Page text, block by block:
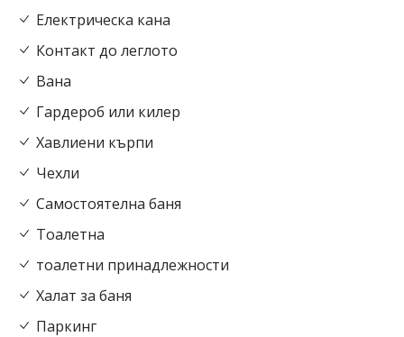
Електрическа кана
Контакт до леглото
Вана
Гардероб или килер
Хавлиени кърпи
Чехли
Самостоятелна баня
Тоалетна
тоалетни принадлежности
Халат за баня
Паркинг